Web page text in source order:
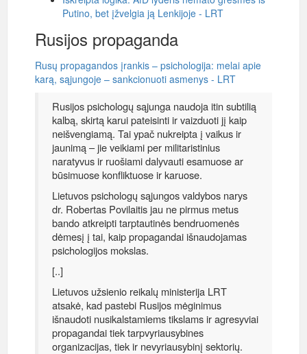
Putino, bet įžvelgia ją Lenkijoje - LRT
Rusijos propaganda
Rusų propagandos įrankis – psichologija: melai apie
karą, sąjungoje – sankcionuoti asmenys - LRT
Rusijos psichologų sąjunga naudoja itin subtilią
kalbą, skirtą karui pateisinti ir vaizduoti jį kaip
neišvengiamą. Tai ypač nukreipta į vaikus ir
jaunimą – jie veikiami per militaristinius
naratyvus ir ruošiami dalyvauti esamuose ar
būsimuose konfliktuose ir karuose.
Lietuvos psichologų sąjungos valdybos narys
dr. Robertas Povilaitis jau ne pirmus metus
bando atkreipti tarptautinės bendruomenės
dėmesį į tai, kaip propagandai išnaudojamas
psichologijos mokslas.
[..]
Lietuvos užsienio reikalų ministerija LRT
atsakė, kad pastebi Rusijos mėginimus
išnaudoti nusikalstamiems tikslams ir agresyviai
propagandai tiek tarpvyriausybines
organizacijas, tiek ir nevyriausybinį sektorių.